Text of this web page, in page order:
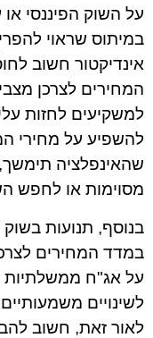
על השוק הפיננסי
במיתוס שראוי
אינדיקטור חשוב
המחירים לצרכן
למשקיעים לחזות
להשפיע על מחירי
שהאינפלציה
מסוימות או לחפש
בנוסף, תנועות
במדד המחירים
על אג"ח ממשלתיות
לשינויים
לאור זאת, חשוב